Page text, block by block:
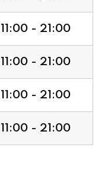
11:00 - 21:00
11:00 - 21:00
11:00 - 21:00